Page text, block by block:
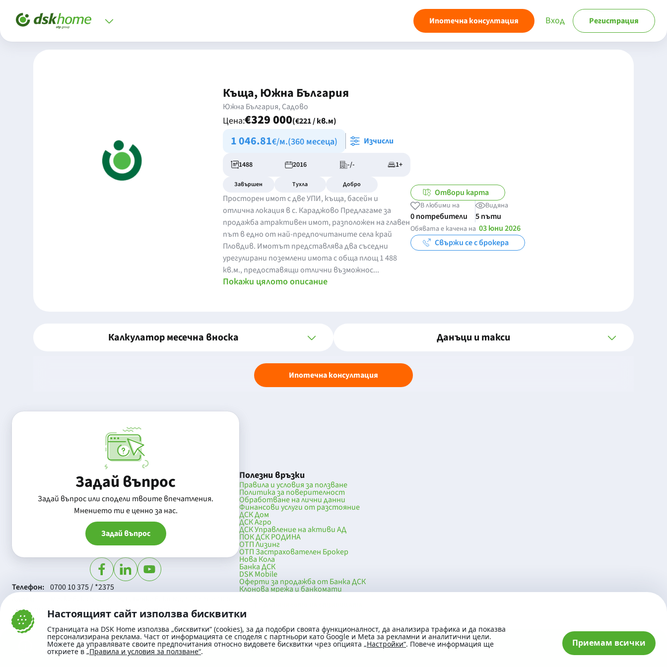
Настоящият сайт използва бисквитки
Страницата на DSK Home използва „бисквитки“ (cookies), за да подобри своята функционалност, да анализира трафика и да показва
персонализирана реклама. Част от информацията се споделя с партньори като Google и Meta за рекламни и аналитични цели.
Можете да управлявате своите предпочитания относно видовете бисквитки чрез опцията „Настройки“. Повече информация ще
откриете в „Правила и условия за ползване“.
Приемам всички
Ипотечна консултация Вход Регистрация
Къща, Южна България
Южна България, Садово
Цена:€329 000(€221 / кв.м)
1 046.81€/м.(360 месеца) Изчисли
1488 2016 -/- 1+
Завършен Тухла Добро
Просторен имот с две УПИ, къща, басейн и
отлична локация в с. Караджово Предлагаме за
продажба атрактивен имот, разположен на главен
път в едно от най-предпочитаните села край
Пловдив. Имотът представлява два съседни
урегулирани поземлени имота с обща площ 1 488
кв.м., предоставящи отлични възможнос...
Покажи цялото описание
Отвори карта
В любими на
0 потребители
Видяна
5 пъти
Обявата е качена на 03 юни 2026
Свържи се с брокера
Калкулатор месечна вноска Данъци и такси
Ипотечна консултация
Задай въпрос
Задай въпрос или сподели твоите впечатления.
Mнението ти е ценно за нас.
Задай въпрос
Телефон:
SWIFT/BIC:
0700 10 375 / *2375
BIC/SWIFT на Банка ДСК: STSABGSF
Полезни връзки
Правила и условия за ползване
Политика за поверителност
Обработване на лични данни
Финансови услуги от разстояние
ДСК Дом
ДСК Агро
ДСК Управление на активи АД
ПОК ДСК РОДИНА
ОТП Лизинг
ОТП Застрахователен Брокер
Нова Кола
Банка ДСК
DSK Mobile
Оферти за продажба от Банка ДСК
Клонова мрежа и банкомати
© 2026 „Банка ДСК“ АД